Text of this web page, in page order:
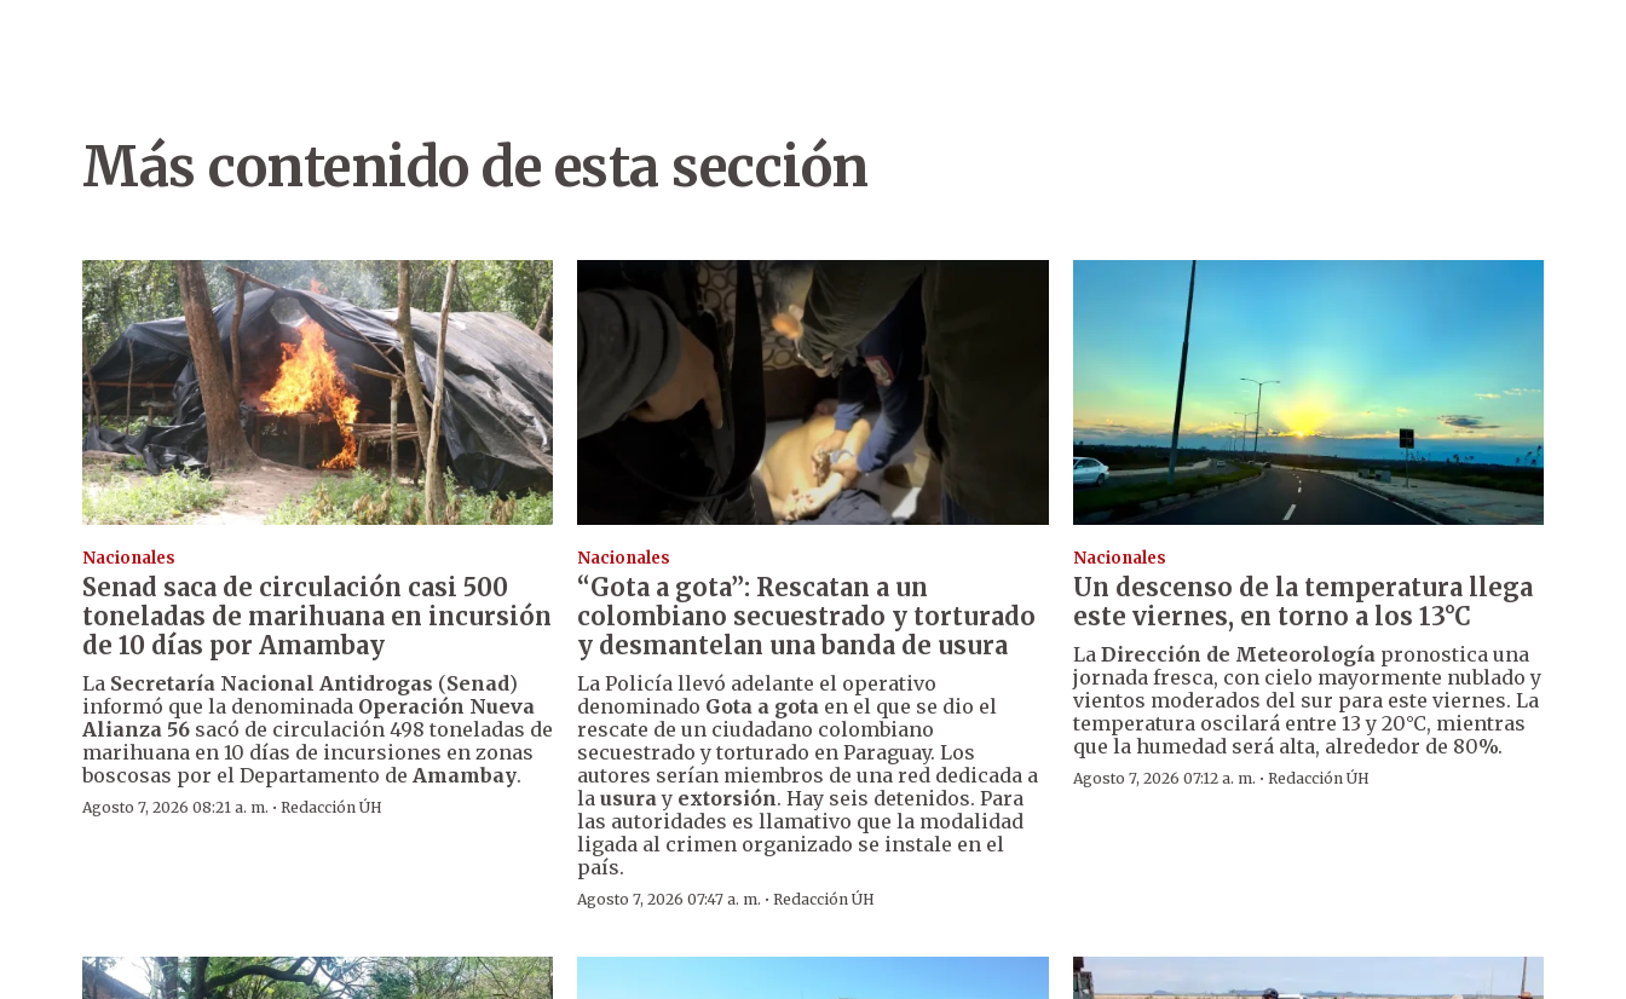
Más contenido de esta sección
Nacionales
Senad saca de circulación casi 500
toneladas de marihuana en incursión
de 10 días por Amambay
La Secretaría Nacional Antidrogas (Senad)
informó que la denominada Operación Nueva
Alianza 56 sacó de circulación 498 toneladas de
marihuana en 10 días de incursiones en zonas
boscosas por el Departamento de Amambay.
Agosto 7, 2026 08:21 a. m. · Redacción ÚH
Nacionales
“Gota a gota”: Rescatan a un
colombiano secuestrado y torturado
y desmantelan una banda de usura
La Policía llevó adelante el operativo
denominado Gota a gota en el que se dio el
rescate de un ciudadano colombiano
secuestrado y torturado en Paraguay. Los
autores serían miembros de una red dedicada a
lausuray extorsión. Hay seis detenidos. Para
las autoridades es llamativo que la modalidad
ligada al crimen organizado se instale en el
país.
Agosto 7, 2026 07:47 a. m. ·Redacción ÚH
Nacionales
Un descenso de la temperatura llega
este viernes, en torno a los 13°C
La Dirección de Meteorologíapronostica una
jornada fresca, con cielo mayormente nublado y
vientos moderados del sur para este viernes. La
temperatura oscilará entre 13 y 20°C, mientras
que la humedad será alta, alrededor de 80%.
Agosto 7, 2026 07:12 a. m. · Redacción ÚH